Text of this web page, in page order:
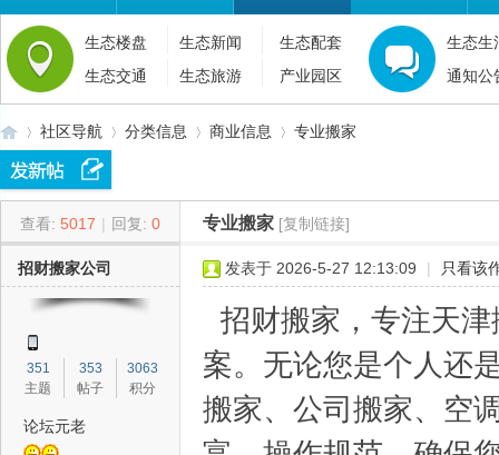
生态楼盘 生态新闻
生态配套
生态交通
生态旅游 产业园区
生态生
通知公
»
社区导航 分类信息 商业信息
›
专业搬家
查看: 5017 | 回复: 0 专业搬家 [复制链接]
招财搬家公司
351
主题
353
帖子
3063
积分
论坛元老
发表于 2026-5-27 12:13:09 | 只看该
招财搬家，专注天
案。无论您是个人还
搬家、公司搬家、空